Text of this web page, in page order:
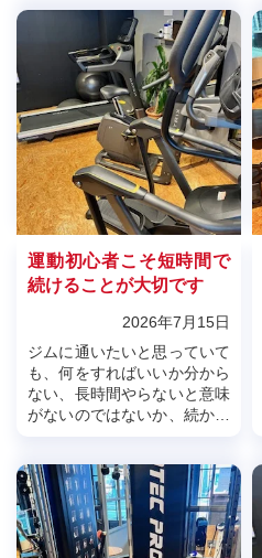
運動初心者こそ短時間で
続けることが大切です
2026年7月15日
ジムに通いたいと思っていて
も、何をすればいいか分から
ない、長時間やらないと意味
がないのではないか、続かな
特に運動初心者の方ほど、最
初から頑張...